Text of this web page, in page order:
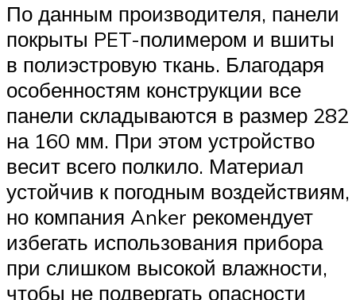
По данным производителя, панели
покрыты PET-полимером и вшиты
в полиэстровую ткань. Благодаря
особенностям конструкции все
панели складываются в размер 282
на 160 мм. При этом устройство
весит всего полкило. Материал
устойчив к погодным воздействиям,
но компания Anker рекомендует
избегать использования прибора
при слишком высокой влажности,
чтобы не подвергать опасности